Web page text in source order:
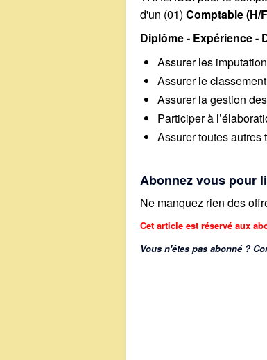
d'un (01) Comptable (H/
Diplôme - Expérience -
Assurer les
Assurer le
Assurer la gestion
Participer à
Assurer toutes autres
Abonnez vous pour
Ne manquez rien des
Cet article est réservé aux
Vous n'êtes pas abonné ?